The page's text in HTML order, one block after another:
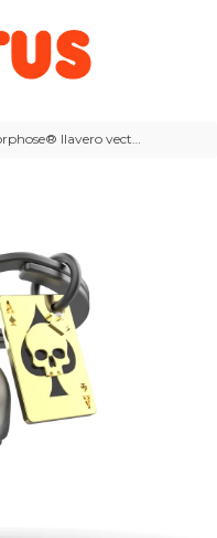
llavero vectorbox - calavera